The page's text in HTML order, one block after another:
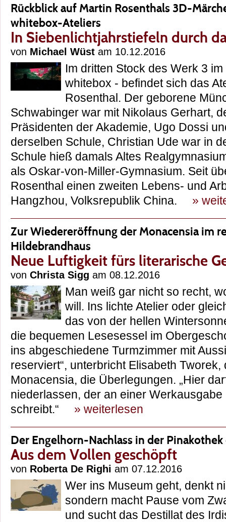
Rückblick auf Martin Rosenthals 3D-
whitebox-Ateliers
In Siebenlichtjahrstiefeln durch
von Michael Wüst am 10.12.2016
Im dritten Stock des Werk 3
whitebox - befindet sich das
Rosenthal. Der geborene
Schwabinger war mit Nikolaus Gerhart,
Präsidenten der Akademie, Ugo Dossi
derselben Schule, Christian Ude war in
Schule hieß damals Altes
als Oskar-von-Miller-Gymnasium. Seit
Rosenthal einen zweiten Lebens- und
Hangzhou, Volksrepublik China. »
Zur Wiedereröffnung der Monacensia im
Hildebrandhaus
Neue Luftigkeit fürs literarische
von Christa Sigg am 08.12.2016
Man weiß gar nicht so recht,
will. Ins lichte Atelier oder
das von der hellen
die bequemen Lesesessel im
ins abgeschiedene Turmzimmer mit
reserviert“, unterbricht Elisabeth Tworek,
Monacensia, die Überlegungen. „Hier
niederlassen, der an einer
schreibt.“ » weiterlesen
Der Engelhorn-Nachlass in der
Aus dem Vollen geschöpft
von Roberta De Righi am 07.12.2016
Wer ins Museum geht, denkt
sondern macht Pause vom
und sucht das Destillat des